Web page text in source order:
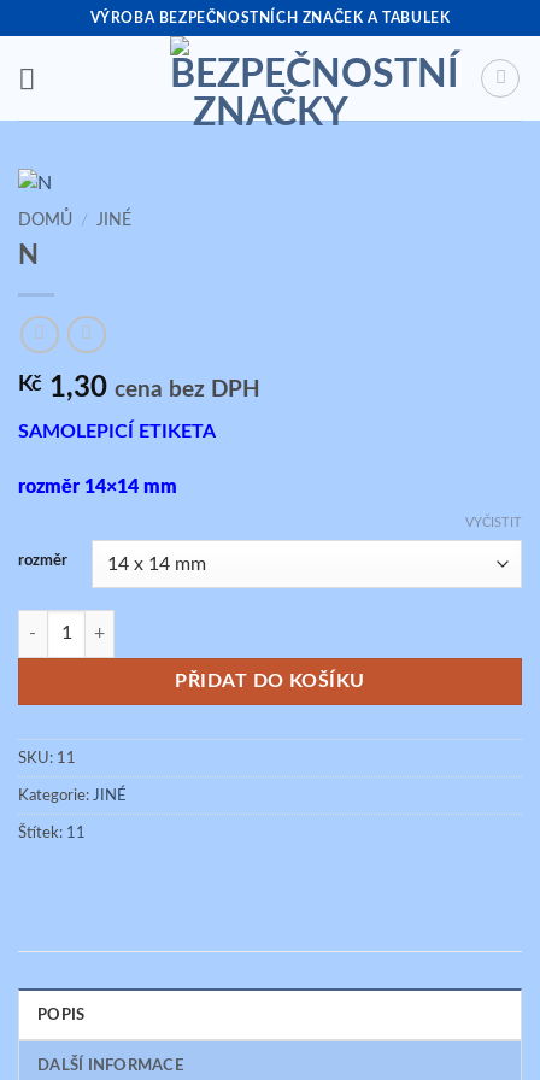
obsah
VÝROBA BEZPEČNOSTNÍCH ZNAČEK A TABULEK
DOMŮ / JINÉ
N
Kč 1,30 cena bez DPH
SAMOLEPICÍ ETIKETA
rozměr 14×14 mm
rozměr
VYČISTIT
N množství
PŘIDAT DO KOŠÍKU
SKU: 11
Kategorie: JINÉ
Štítek: 11
POPIS
DALŠÍ INFORMACE